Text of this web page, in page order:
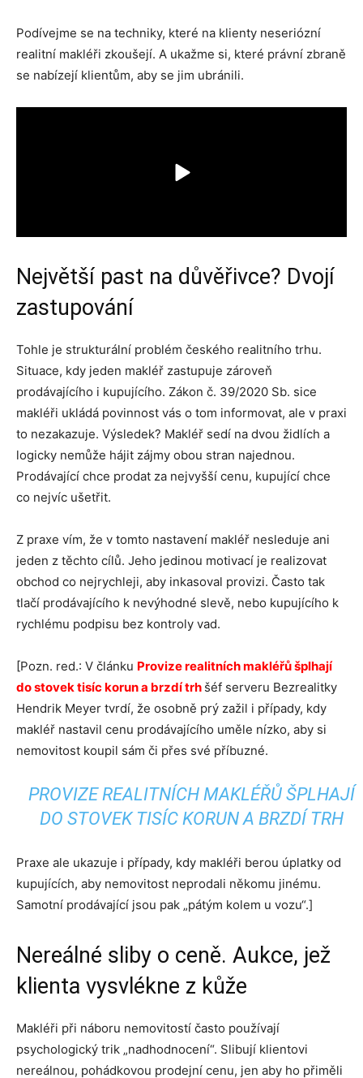
Podívejme se na techniky, které na klienty neseriózní
realitní makléři zkoušejí. A ukažme si, které právní zbraně
se nabízejí klientům, aby se jim ubránili.
Největší past na důvěřivce? Dvojí
zastupování
Tohle je strukturální problém českého realitního trhu.
Situace, kdy jeden makléř zastupuje zároveň
prodávajícího i kupujícího. Zákon č. 39/2020 Sb. sice
makléři ukládá povinnost vás o tom informovat, ale v praxi
to nezakazuje. Výsledek? Makléř sedí na dvou židlích a
logicky nemůže hájit zájmy obou stran najednou.
Prodávající chce prodat za nejvyšší cenu, kupující chce
co nejvíc ušetřit.
Z praxe vím, že v tomto nastavení makléř nesleduje ani
jeden z těchto cílů. Jeho jedinou motivací je realizovat
obchod co nejrychleji, aby inkasoval provizi. Často tak
tlačí prodávajícího k nevýhodné slevě, nebo kupujícího k
rychlému podpisu bez kontroly vad.
[Pozn. red.: V článku Provize realitních makléřů šplhají
do stovek tisíc korun a brzdí trh šéf serveru Bezrealitky
Hendrik Meyer tvrdí, že osobně prý zažil i případy, kdy
makléř nastavil cenu prodávajícího uměle nízko, aby si
nemovitost koupil sám či přes své příbuzné.
PROVIZE REALITNÍCH MAKLÉŘŮ ŠPLHAJÍ
DO STOVEK TISÍC KORUN A BRZDÍ TRH
Praxe ale ukazuje i případy, kdy makléři berou úplatky od
kupujících, aby nemovitost neprodali někomu jinému.
Samotní prodávající jsou pak „pátým kolem u vozu“.]
Nereálné sliby o ceně. Aukce, jež
klienta vysvlékne z kůže
Makléři při náboru nemovitostí často používají
psychologický trik „nadhodnocení“. Slibují klientovi
nereálnou, pohádkovou prodejní cenu, jen aby ho přiměli